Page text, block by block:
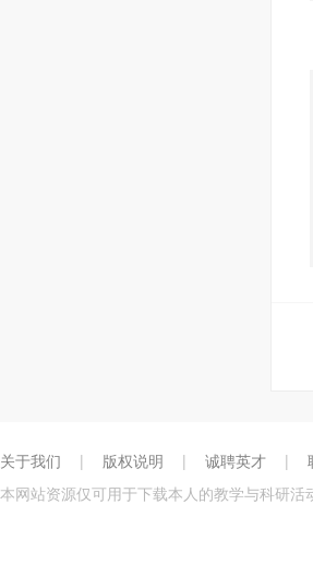
关于我们 | 版权说明 | 诚聘英才 |
本网站资源仅可用于下载本人的教学与科研